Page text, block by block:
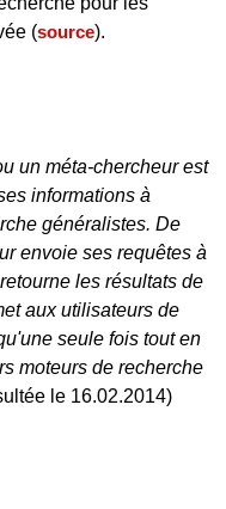
(source).
un méta-chercheur est
informations à
généralistes. De
envoie ses requêtes à
les résultats de
aux utilisateurs de
seule fois tout en
moteurs de recherche
le 16.02.2014)